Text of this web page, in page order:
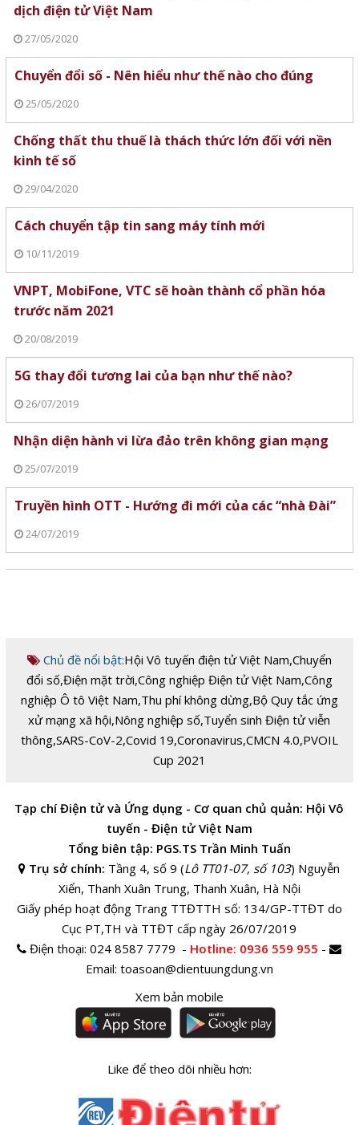
dịch điện tử Việt Nam
27/05/2020
Chuyển đổi số - Nên hiểu như thế nào cho đúng
25/05/2020
Chống thất thu thuế là thách thức lớn đối với nền
kinh tế số
29/04/2020
Cách chuyển tập tin sang máy tính mới
10/11/2019
VNPT, MobiFone, VTC sẽ hoàn thành cổ phần hóa
trước năm 2021
20/08/2019
5G thay đổi tương lai của bạn như thế nào?
26/07/2019
Nhận diện hành vi lừa đảo trên không gian mạng
25/07/2019
Truyền hình OTT - Hướng đi mới của các “nhà Đài”
24/07/2019
Chủ đề nổi bật:Hội Vô tuyến điện tử Việt Nam,Chuyển
đổi số,Điện mặt trời,Công nghiệp Điện tử Việt Nam,Công
nghiệp Ô tô Việt Nam,Thu phí không dừng,Bộ Quy tắc ứng
xử mạng xã hội,Nông nghiệp số,Tuyển sinh Điện tử viễn
thông,SARS-CoV-2,Covid 19,Coronavirus,CMCN 4.0,PVOIL
Cup 2021
Tạp chí Điện tử và Ứng dụng - Cơ quan chủ quản: Hội Vô
tuyến - Điện tử Việt Nam
Tổng biên tập: PGS.TS Trần Minh Tuấn
Trụ sở chính: Tầng 4, số 9 (Lô TT01-07, số 103) Nguyễn
Xiển, Thanh Xuân Trung, Thanh Xuân, Hà Nội
Giấy phép hoạt động Trang TTĐTTH số: 134/GP-TTĐT do
Cục PT,TH và TTĐT cấp ngày 26/07/2019
Điện thoại:024 8587 7779 - Hotline: 0936 559 955 -
Email: toasoan@dientuungdung.vn
Xem bản mobile
Like để theo dõi nhiều hơn: